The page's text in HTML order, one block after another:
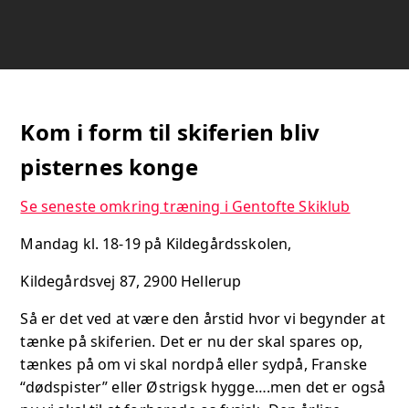
Kom i form til skiferien bliv
pisternes konge
Se seneste omkring træning i Gentofte Skiklub
Mandag kl. 18-19 på Kildegårdsskolen,
Kildegårdsvej 87, 2900 Hellerup
Så er det ved at være den årstid hvor vi begynder at
tænke på skiferien. Det er nu der skal spares op,
tænkes på om vi skal nordpå eller sydpå, Franske
“dødspister” eller Østrigsk hygge….men det er også